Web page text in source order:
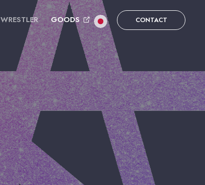
WRESTLER GOODS CONTACT